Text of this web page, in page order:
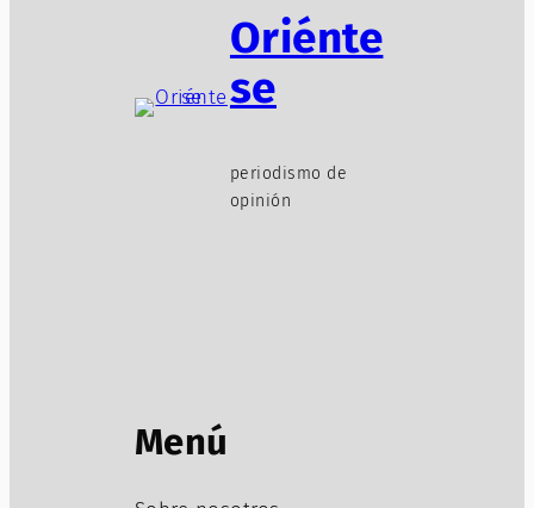
Oriénte
se
periodismo de
opinión
Menú